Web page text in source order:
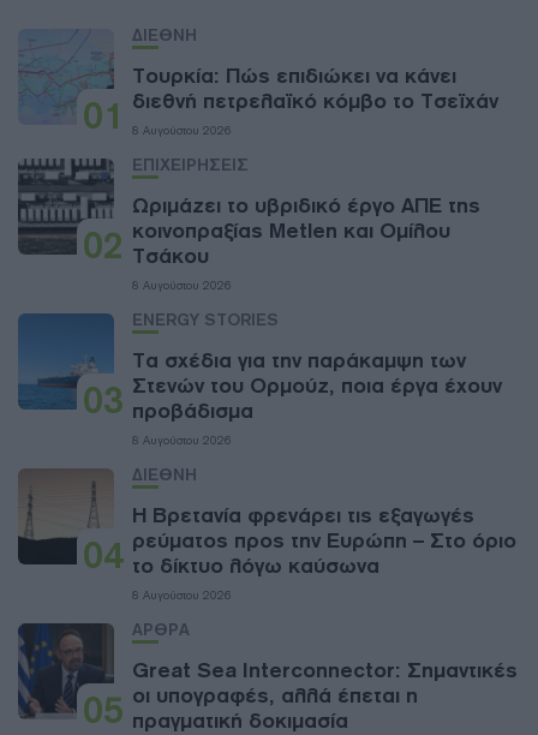
01
ΔΙΕΘΝΗ
Τουρκία: Πώς επιδιώκει να κάνει
διεθνή πετρελαϊκό κόμβο το Τσεϊχάν
8 Αυγούστου 2026
02
ΕΠΙΧΕΙΡΗΣΕΙΣ
Ωριμάζει το υβριδικό έργο ΑΠΕ της
κοινοπραξίας Metlen και Ομίλου
Τσάκου
8 Αυγούστου 2026
03
ENERGY STORIES
Τα σχέδια για την παράκαμψη των
Στενών του Ορμούζ, ποια έργα έχουν
προβάδισμα
8 Αυγούστου 2026
04
ΔΙΕΘΝΗ
Η Βρετανία φρενάρει τις εξαγωγές
ρεύματος προς την Ευρώπη – Στο όριο
το δίκτυο λόγω καύσωνα
8 Αυγούστου 2026
05
ΑΡΘΡΑ
Great Sea Interconnector: Σημαντικές
οι υπογραφές, αλλά έπεται η
πραγματική δοκιμασία